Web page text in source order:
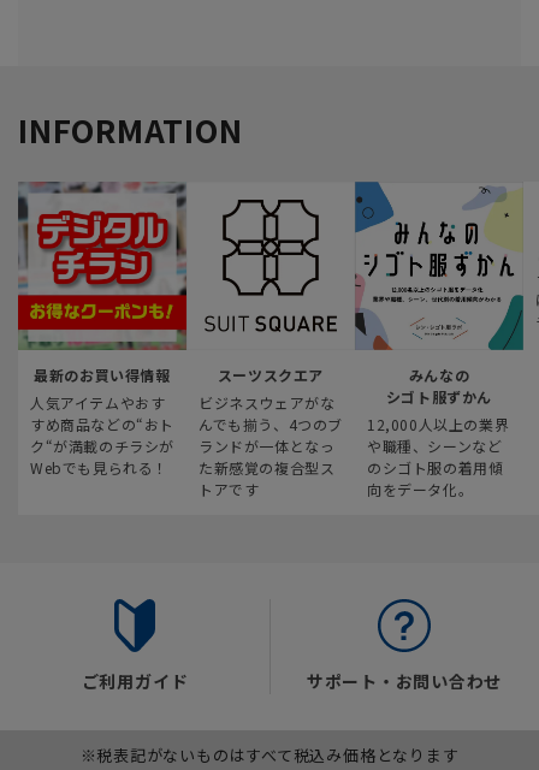
INFORMATION
最新のお買い得情報
人気アイテムやおす
すめ商品などの“おト
ク“が満載のチラシが
Webでも見られる！
スーツスクエア
ビジネスウェアがな
んでも揃う、4つのブ
ランドが一体となっ
た新感覚の複合型ス
トアです
みんなの
シゴト服ずかん
12,000人以上の業界
や職種、シーンなど
のシゴト服の着用傾
向をデータ化。
ご利用ガイド サポート・お問い合わせ
※税表記がないものはすべて税込み価格となります